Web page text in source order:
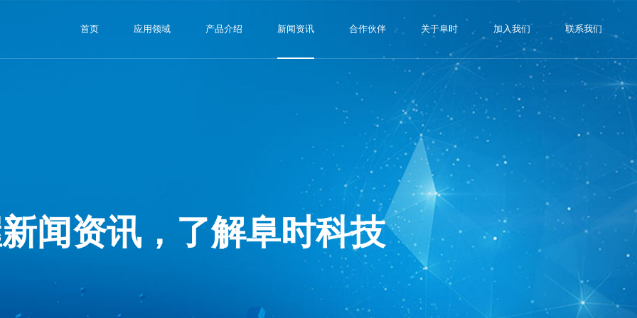
首页 应用领域 产品介绍 新闻资讯 合作伙伴 关于阜时 加入我们 联系我们
闻资讯，了解阜时科技